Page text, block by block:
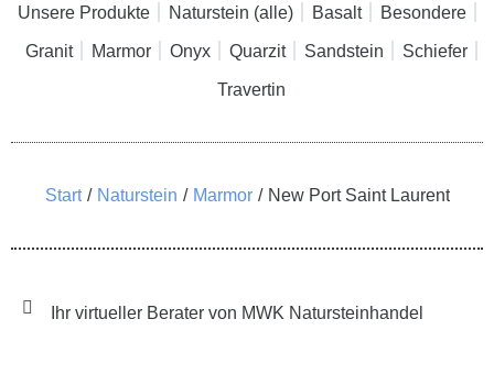
Unsere Produkte Naturstein (alle) Basalt Besondere
Granit Marmor Onyx Quarzit Sandstein Schiefer
Travertin
Sie befinden sich hier:
Start Naturstein Marmor New Port Saint Laurent
Ihr virtueller Berater von MWK Natursteinhandel